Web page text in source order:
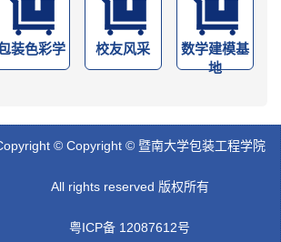
装色彩学 校友风采
数学建模基
地
© Copyright © 暨南大学包装工程学院
All rights reserved 版权所有
粤ICP备 12087612号